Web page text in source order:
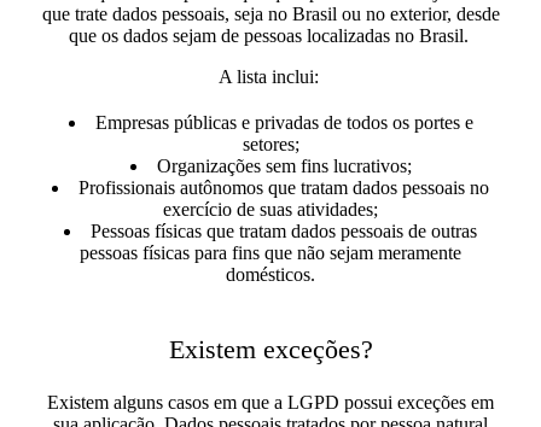
que trate dados pessoais, seja no Brasil ou no exterior, desde
que os dados sejam de pessoas localizadas no Brasil.
A lista inclui:
Empresas públicas e privadas de todos os portes e
setores;
Organizações sem fins lucrativos;
Profissionais autônomos que tratam dados pessoais no
exercício de suas atividades;
Pessoas físicas que tratam dados pessoais de outras
pessoas físicas para fins que não sejam meramente
domésticos.
Existem exceções?
Existem alguns casos em que a LGPD possui exceções em